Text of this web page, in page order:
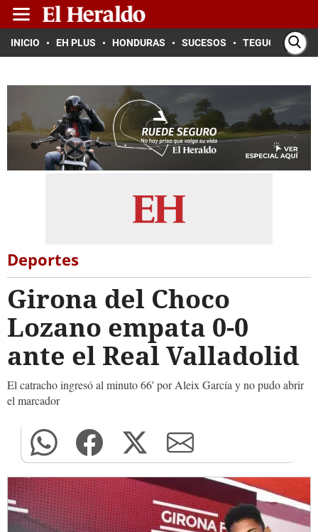
INICIO EH PLUS HONDURAS SUCESOS TEGUCIGALPA
Deportes
Girona del Choco
Lozano empata 0-0
ante el Real Valladolid
El catracho ingresó al minuto 66' por Aleix García y no pudo abrir
el marcador